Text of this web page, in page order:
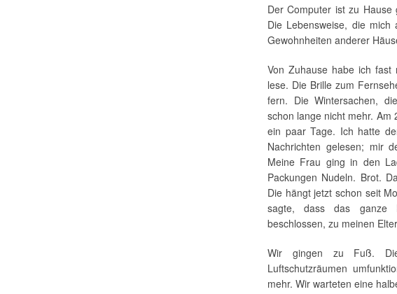
Der Computer ist zu
Die Lebensweise, die
Gewohnheiten anderer
Von Zuhause habe ich fast
lese. Die Brille zum
fern. Die Wintersachen,
schon lange nicht mehr.
ein paar Tage. Ich hatte
Nachrichten gelesen; mir
Meine Frau ging in den
Packungen Nudeln. Brot.
Die hängt jetzt schon seit
sagte, dass das ganze
beschlossen, zu meinen
Wir gingen zu Fuß.
Luftschutzräumen
mehr. Wir warteten eine